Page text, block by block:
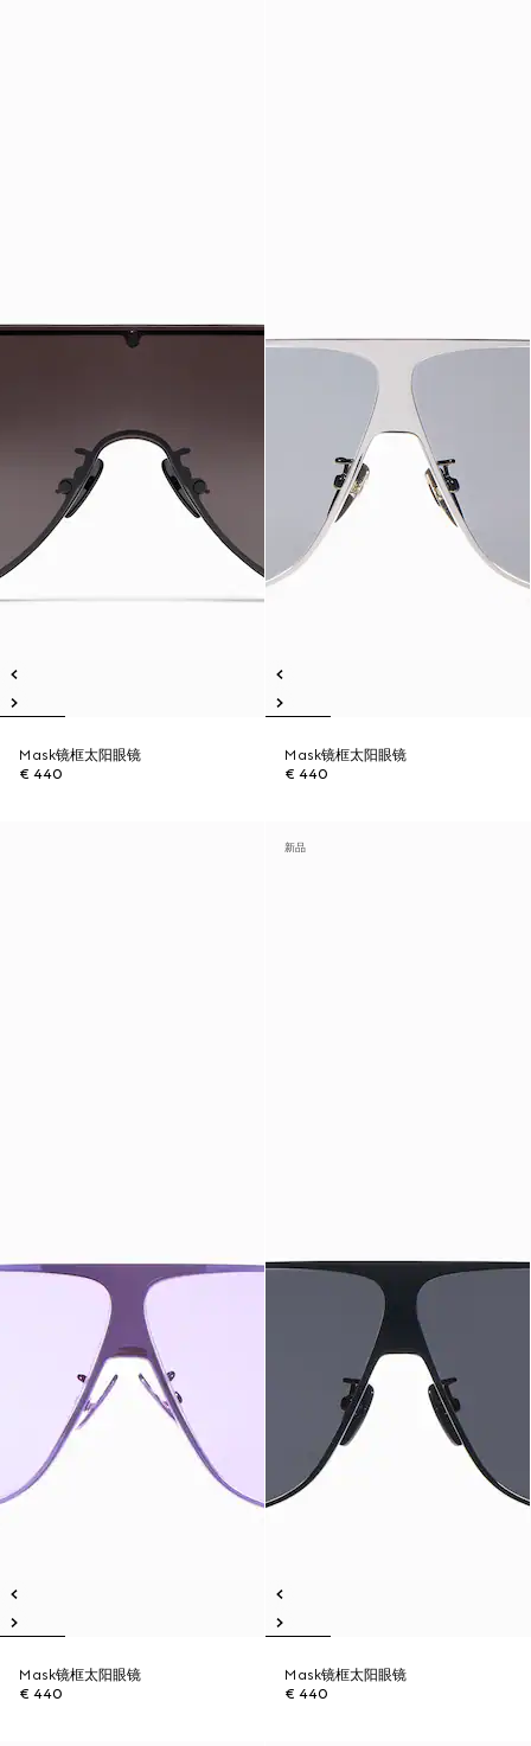
Mask镜框太阳眼镜
€ 440
Mask镜框太阳眼镜
€ 440
Mask镜框太阳眼镜
€ 440
新品
Mask镜框太阳眼镜
€ 440